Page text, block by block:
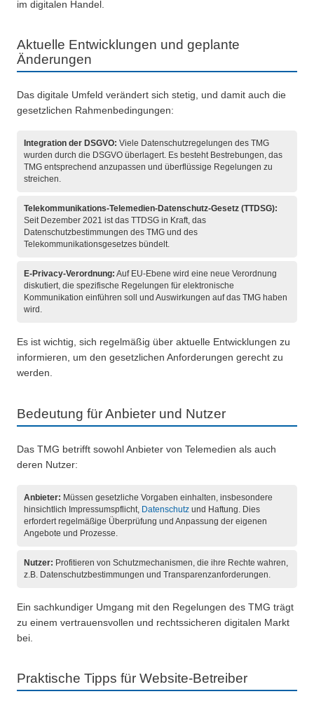
im digitalen Handel.
Aktuelle Entwicklungen und geplante
Änderungen
Das digitale Umfeld verändert sich stetig, und damit auch die
gesetzlichen Rahmenbedingungen:
Integration der DSGVO: Viele Datenschutzregelungen des TMG
wurden durch die DSGVO überlagert. Es besteht Bestrebungen, das
TMG entsprechend anzupassen und überflüssige Regelungen zu
streichen.
Telekommunikations-Telemedien-Datenschutz-Gesetz (TTDSG):
Seit Dezember 2021 ist das TTDSG in Kraft, das
Datenschutzbestimmungen des TMG und des
Telekommunikationsgesetzes bündelt.
E-Privacy-Verordnung: Auf EU-Ebene wird eine neue Verordnung
diskutiert, die spezifische Regelungen für elektronische
Kommunikation einführen soll und Auswirkungen auf das TMG haben
wird.
Es ist wichtig, sich regelmäßig über aktuelle Entwicklungen zu
informieren, um den gesetzlichen Anforderungen gerecht zu
werden.
Bedeutung für Anbieter und Nutzer
Das TMG betrifft sowohl Anbieter von Telemedien als auch
deren Nutzer:
Anbieter: Müssen gesetzliche Vorgaben einhalten, insbesondere
hinsichtlich Impressumspflicht, Datenschutz und Haftung. Dies
erfordert regelmäßige Überprüfung und Anpassung der eigenen
Angebote und Prozesse.
Nutzer: Profitieren von Schutzmechanismen, die ihre Rechte wahren,
z.B. Datenschutzbestimmungen und Transparenzanforderungen.
Ein sachkundiger Umgang mit den Regelungen des TMG trägt
zu einem vertrauensvollen und rechtssicheren digitalen Markt
bei.
Praktische Tipps für Website-Betreiber